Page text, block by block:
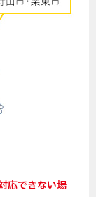
応できない場